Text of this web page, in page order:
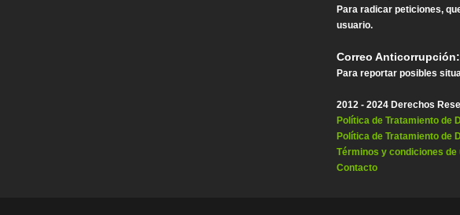
Para radicar peticiones,
usuario.
Correo
Para reportar posibles
2012 - 2024 Derechos
Política de Tratamiento de
Política de Tratamiento de
Términos y condiciones de
Contacto